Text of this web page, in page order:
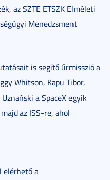
az SZTE ETSZK Elméleti
Menedzsment
is segítő űrmisszió a
Whitson, Kapu Tibor,
a SpaceX egyik
az ISS-re, ahol
elérhető a